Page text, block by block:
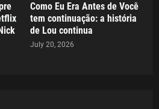
Como Eu Era Antes de Você
tem continuação: a história
de Lou continua
July 20, 2026